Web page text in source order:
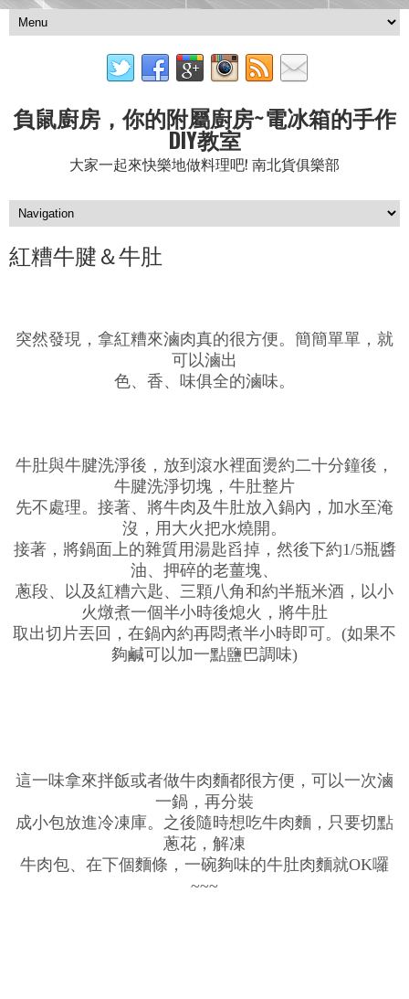
負鼠廚房，你的附屬廚房~電冰箱的手作
DIY教室
大家一起來快樂地做料理吧! 南北貨俱樂部
紅糟牛腱＆牛肚
突然發現，拿紅糟來滷肉真的很方便。簡簡單單，就
可以滷出
色、香、味俱全的滷味。
牛肚與牛腱洗淨後，放到滾水裡面燙約二十分鐘後，
牛腱洗淨切塊，牛肚整片
先不處理。接著、將牛肉及牛肚放入鍋內，加水至淹
沒，用大火把水燒開。
接著，將鍋面上的雜質用湯匙舀掉，然後下約1/5瓶醬
油、押碎的老薑塊、
蔥段、以及紅糟六匙、三顆八角和約半瓶米酒，以小
火燉煮一個半小時後熄火，將牛肚
取出切片丟回，在鍋內約再悶煮半小時即可。(如果不
夠鹹可以加一點鹽巴調味)
這一味拿來拌飯或者做牛肉麵都很方便，可以一次滷
一鍋，再分裝
成小包放進冷凍庫。之後隨時想吃牛肉麵，只要切點
蔥花，解凍
牛肉包、在下個麵條，一碗夠味的牛肚肉麵就OK囉
~~~